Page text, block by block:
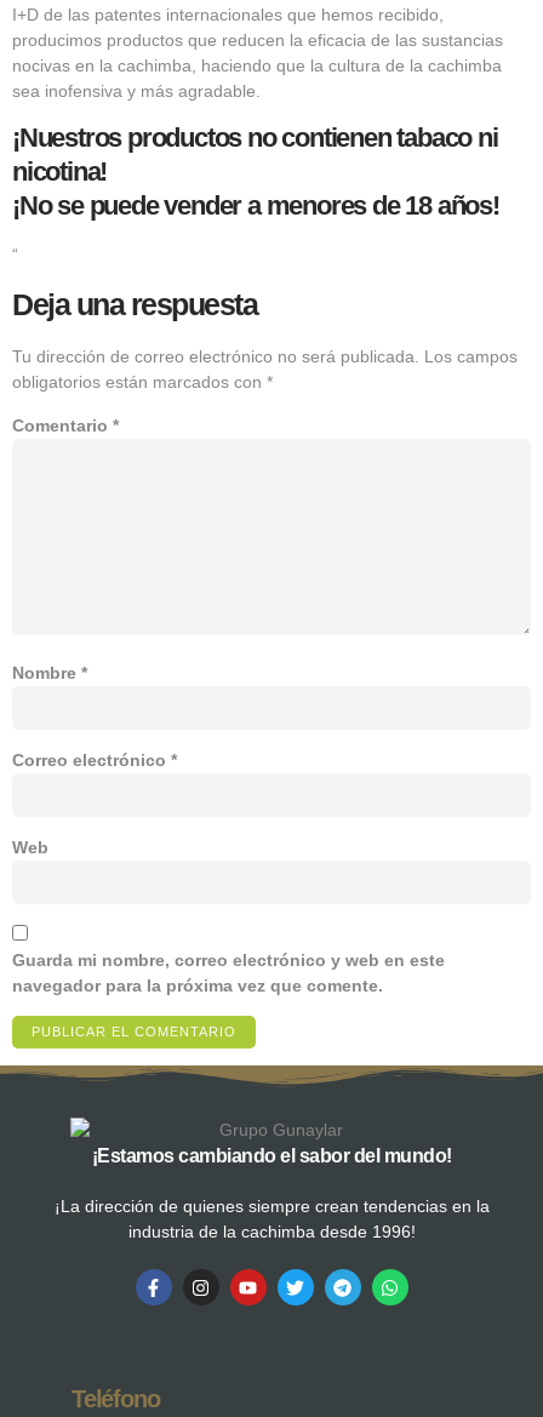
I+D de las patentes internacionales que hemos recibido,
producimos productos que reducen la eficacia de las sustancias
nocivas en la cachimba, haciendo que la cultura de la cachimba
sea inofensiva y más agradable.
¡Nuestros productos no contienen tabaco ni
nicotina!
¡No se puede vender a menores de 18 años!
“
Deja una respuesta
Tu dirección de correo electrónico no será publicada.
Los campos
obligatorios están marcados con *
Comentario *
Nombre *
Correo electrónico *
Web
Guarda mi nombre, correo electrónico y web en este
navegador para la próxima vez que comente.
¡Estamos cambiando el sabor del mundo!
¡La dirección de quienes siempre crean tendencias en la
industria de la cachimba desde 1996!
Teléfono